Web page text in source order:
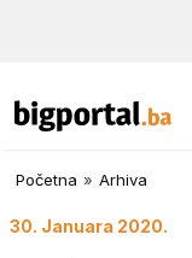
Početna » Arhiva
30. Januara 2020.